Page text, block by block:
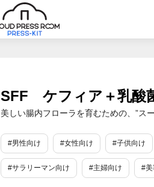
SFF ケフィア＋乳酸
美しい腸内フローラを育むための、”ス
#男性向け #女性向け #子供向け
#サラリーマン向け #主婦向け #美